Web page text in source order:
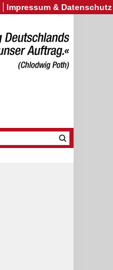
Impressum & Datenschutz